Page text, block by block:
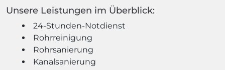
Unsere Leistungen im Überblick:
24-Stunden-Notdienst
Rohrreinigung
Rohrsanierung
Kanalsanierung